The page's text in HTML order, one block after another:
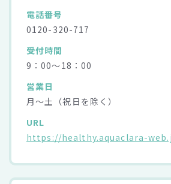
電話番号
0120-320-717
受付時間
9：00～18：00
営業日
月～土（祝日を除く）
URL
https://healthy.aquaclara-